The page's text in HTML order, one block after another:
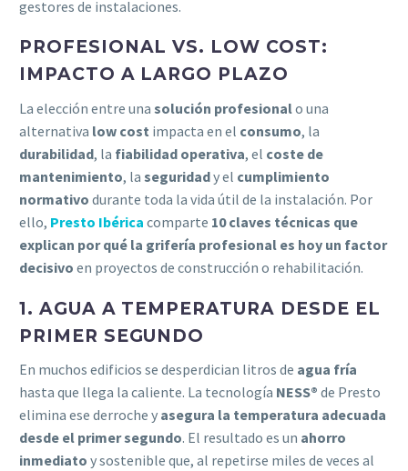
gestores de instalaciones.
PROFESIONAL VS. LOW COST:
IMPACTO A LARGO PLAZO
La elección entre una solución profesionalo una
alternativa low cost impacta en el consumo, la
durabilidad, la fiabilidad operativa, el coste de
mantenimiento, la seguridady el cumplimiento
normativo durante toda la vida útil de la instalación. Por
ello, Presto Ibérica comparte 10 claves técnicas que
explican por qué la grifería profesional es hoy un factor
decisivo en proyectos de construcción o rehabilitación.
1. AGUA A TEMPERATURA DESDE EL
PRIMER SEGUNDO
En muchos edificios se desperdician litros de agua fría
hasta que llega la caliente. La tecnología NESS® de Presto
elimina ese derroche y asegura la temperatura adecuada
desde el primer segundo. El resultado es un ahorro
inmediato y sostenible que, al repetirse miles de veces al